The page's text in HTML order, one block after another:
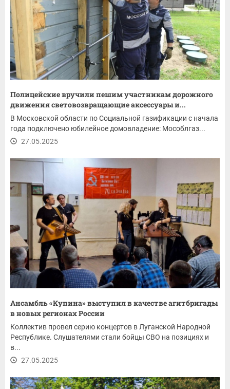
Полицейские вручили пешим участникам дорожного
движения световозвращающие аксессуары и...
В Московской области по Социальной газификации с начала
года подключено юбилейное домовладение: Мособлгаз...
27.05.2025
Ансамбль «Купина» выступил в качестве агитбригады
в новых регионах России
Коллектив провел серию концертов в Луганской Народной
Республике. Слушателями стали бойцы СВО на позициях и
в...
27.05.2025